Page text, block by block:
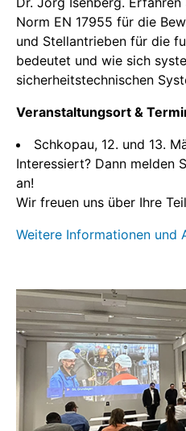
Norm EN 17955 für die
und Stellantrieben für die
bedeutet und wie sich
sicherheitstechnischen
Veranstaltungsort &
Schkopau, 12. und 13.
Interessiert? Dann melden
an!
Wir freuen uns über Ihre
Weitere Informationen und